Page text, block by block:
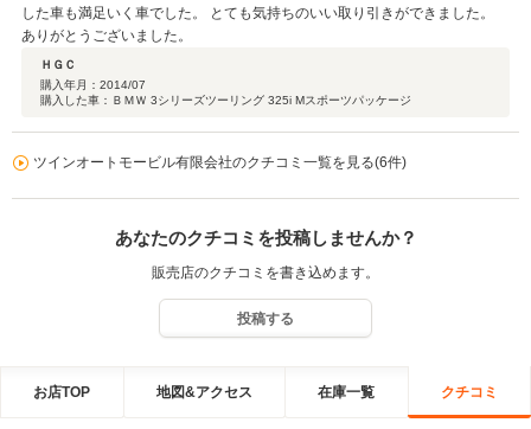
した車も満足いく車でした。 とても気持ちのいい取り引きができました。
ありがとうございました。
ＨＧＣ
購入年月： 2014/07
購入した車：ＢＭＷ 3シリーズツーリング 325i Mスポーツパッケージ
ツインオートモービル有限会社のクチコミ一覧を見る(6件)
あなたのクチコミを投稿しませんか？
販売店のクチコミを書き込めます。
投稿する
お店TOP 地図&アクセス 在庫一覧 クチコミ